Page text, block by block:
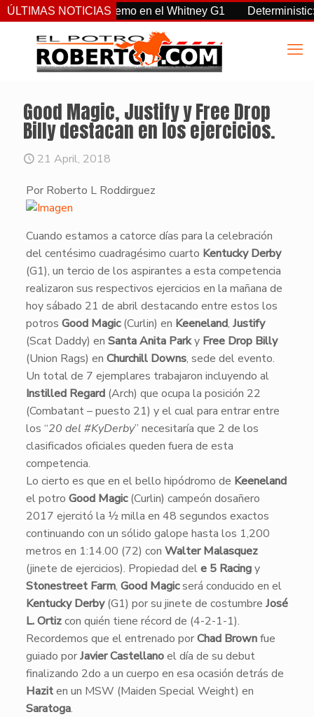
ÚLTIMAS NOTICIASsupremo en el Whitney G1 Deterministic:
Good Magic, Justify y Free Drop
Billy destacan en los ejercicios.
21 April, 2018
Por Roberto L Roddirguez
​Cuando estamos a catorce días para la celebración
del centésimo cuadragésimo cuarto Kentucky Derby
(G1), un tercio de los aspirantes a esta competencia
realizaron sus respectivos ejercicios en la mañana de
hoy sábado 21 de abril destacando entre estos los
potros Good Magic(Curlin) en Keeneland, Justify
(Scat Daddy) en Santa Anita Parky Free Drop Billy
(Union Rags) en Churchill Downs, sede del evento.
Un total de 7 ejemplares trabajaron incluyendo al
Instilled Regard(Arch) que ocupa la posición 22
(Combatant – puesto 21) y el cual para entrar entre
los “20 del #KyDerby” necesitaría que 2 de los
clasificados oficiales queden fuera de esta
competencia.
​Lo cierto es que en el bello hipódromo de Keeneland
el potro Good Magic(Curlin) campeón dosañero
2017 ejercitó la ½ milla en 48 segundos exactos
continuando con un sólido galope hasta los 1,200
metros en 1:14.00 (72) con Walter Malasquez
(jinete de ejercicios). Propiedad dele 5 Racingy
Stonestreet Farm, Good Magicserá conducido en el
Kentucky Derby(G1) por su jinete de costumbre José
L. Ortizcon quién tiene récord de (4-2-1-1).
Recordemos que el entrenado porChad Brownfue
guiado porJavier Castellanoel día de su debut
finalizando 2do a un cuerpo en esa ocasión detrás de
Haziten un MSW (Maiden Special Weight) en
Saratoga.